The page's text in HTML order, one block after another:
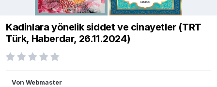
Kadinlara yönelik siddet ve cinayetler (TRT
Türk, Haberdar, 26.11.2024)
Von Webmaster